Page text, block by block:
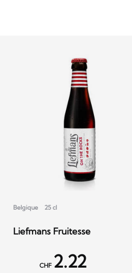
Belgique 25 cl
Liefmans Fruitesse
CHF 2.22